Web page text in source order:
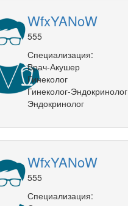
WfxYANoW
555
Специализация:
Врач-Акушер
Гинеколог
Гинеколог-Эндокринолог
Эндокринолог
WfxYANoW
555
Специализация: